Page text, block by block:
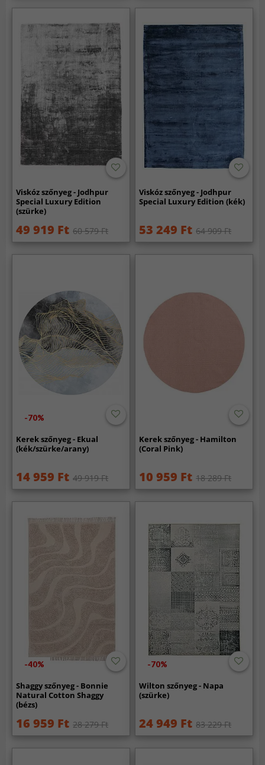
Viskóz szőnyeg - Jodhpur
Special Luxury Edition
(szürke)
49 919 Ft 60 579 Ft
Viskóz szőnyeg - Jodhpur
Special Luxury Edition (kék)
53 249 Ft 64 909 Ft
-70%
Kerek szőnyeg - Ekual
(kék/szürke/arany)
14 959 Ft 49 919 Ft
Kerek szőnyeg - Hamilton
(Coral Pink)
10 959 Ft 18 289 Ft
-40%
Shaggy szőnyeg - Bonnie
Natural Cotton Shaggy
(bézs)
16 959 Ft 28 279 Ft
-70%
Wilton szőnyeg - Napa
(szürke)
24 949 Ft 83 229 Ft